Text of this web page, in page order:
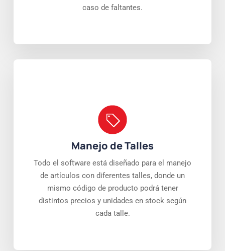
caso de faltantes.
Manejo de Talles
Todo el software está diseñado para el manejo
de artículos con diferentes talles, donde un
mismo código de producto podrá tener
distintos precios y unidades en stock según
cada talle.